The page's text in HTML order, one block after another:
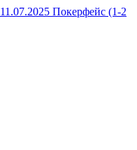
11.07.2025 Покерфейс (1-2